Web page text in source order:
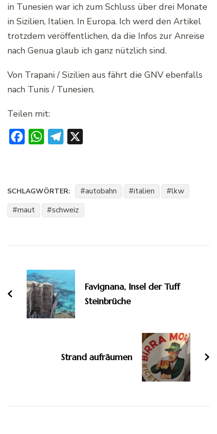
in Tunesien war ich zum Schluss über drei Monate
in Sizilien, Italien. In Europa. Ich werd den Artikel
trotzdem veröffentlichen, da die Infos zur Anreise
nach Genua glaub ich ganz nützlich sind.
Von Trapani / Sizilien aus fährt die GNV ebenfalls
nach Tunis / Tunesien.
Teilen mit:
Facebook
WhatsApp
Telegram
SCHLAGWÖRTER: autobahn italien
lkw
maut
schweiz
Favignana, Insel der Tuff
Steinbrüche
Strand aufräumen